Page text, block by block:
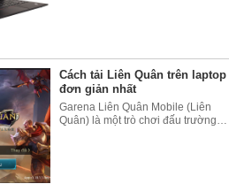
hình Anti-Glare giúp màn hình không
nghệ âm thanh Waves MAXX Audio. Ưu
tăng phần sống động cho giai điệu
Cách tải Liên Quân trên laptop
đơn giản nhất
Garena Liên Quân Mobile (Liên
Quân) là một trò chơi đấu trường